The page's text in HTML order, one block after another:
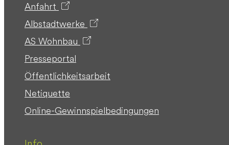
Anfahrt
Albstadtwerke
AS Wohnbau
Presseportal
Öffentlichkeitsarbeit
Netiquette
Online-Gewinnspielbedingungen